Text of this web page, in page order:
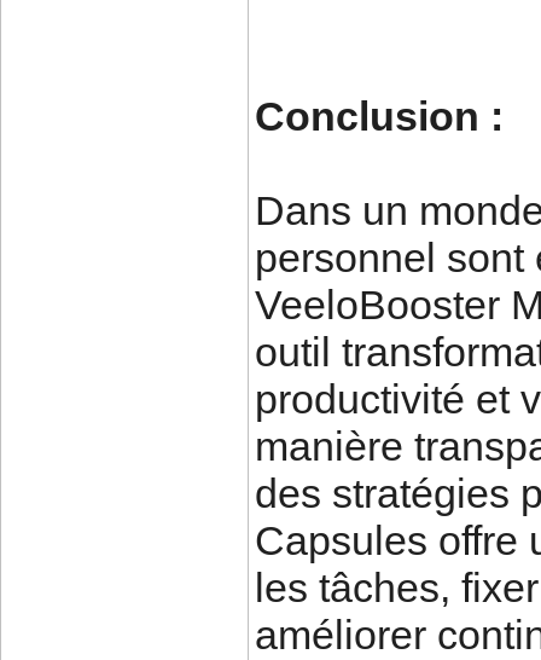
Conclusion :
Dans un
personnel sont
VeeloBooster
outil
productivité et
manière
des stratégies
Capsules offre
les tâches,
améliorer